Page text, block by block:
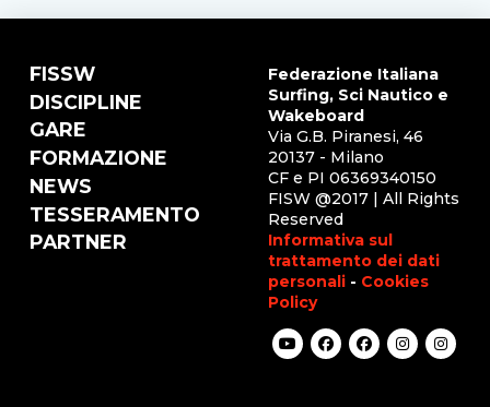
FISSW
DISCIPLINE
GARE
FORMAZIONE
NEWS
TESSERAMENTO
PARTNER
Federazione Italiana
Surfing, Sci Nautico e
Wakeboard
Via G.B. Piranesi, 46
20137 - Milano
CF e PI 06369340150
FISW @2017 | All Rights
Reserved
Informativa sul
trattamento dei dati
personali - Cookies
Policy